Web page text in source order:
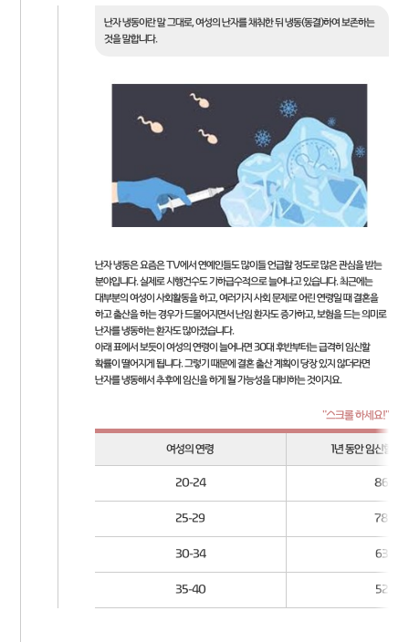
난자 냉동이란 말 그대로, 여성의 난자를 채취한 뒤 냉동(동결)하여 보존하는
것을 말합니다.
난자 냉동은 요즘은 TV에서 연예인들도 많이들 언급할 정도로 많은 관심을 받는
분야입니다. 실제로 시행건수도 기하급수적으로 늘어나고 있습니다. 최근에는
대부분의 여성이 사회활동을 하고, 여러가지 사회 문제로 어린 연령일 때 결혼을
하고 출산을 하는 경우가 드물어지면서 난임 환자도 증가하고, 보험을 드는 의미로
난자를 냉동하는 환자도 많아졌습니다.
아래 표에서 보듯이 여성의 연령이 늘어나면 30대 후반부터는 급격히 임신할
확률이 떨어지게 됩니다. 그렇기 때문에 결혼 출산 계획이 당장 있지 않더라면
난자를 냉동해서 추후에 임신을 하게 될 가능성을 대비하는 것이지요.
여성의 연령 1년 동안 임신할 확
20-24 86
25-29 78
30-34 63
35-40 52